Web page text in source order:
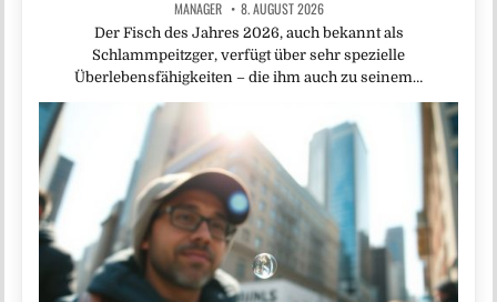
MANAGER 8. AUGUST 2026
Der Fisch des Jahres 2026, auch bekannt als
Schlammpeitzger, verfügt über sehr spezielle
Überlebensfähigkeiten – die ihm auch zu seinem…